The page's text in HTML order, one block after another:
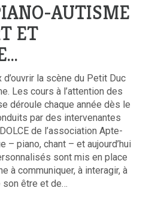
AUTISME
ET
la scène du Petit Duc
Les cours à l’attention des
déroule chaque année dès le
par des intervenantes
de l’association Apte-
– piano, chant – et aujourd’hui
sont mis en place
à communiquer, à interagir, à
son être et de…